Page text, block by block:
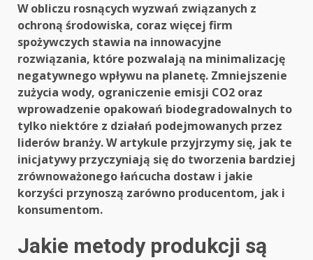
W obliczu rosnących wyzwań związanych z
ochroną środowiska, coraz więcej firm
spożywczych stawia na innowacyjne
rozwiązania, które pozwalają na minimalizację
negatywnego wpływu na planetę. Zmniejszenie
zużycia wody, ograniczenie emisji CO2 oraz
wprowadzenie opakowań biodegradowalnych to
tylko niektóre z działań podejmowanych przez
liderów branży. W artykule przyjrzymy się, jak te
inicjatywy przyczyniają się do tworzenia bardziej
zrównoważonego łańcucha dostaw i jakie
korzyści przynoszą zarówno producentom, jak i
konsumentom.
Jakie metody produkcji są